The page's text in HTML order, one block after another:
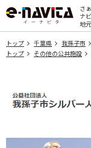
さ
ナ
地
トップ 千葉県 我孫子市
トップ
その他の公共施設